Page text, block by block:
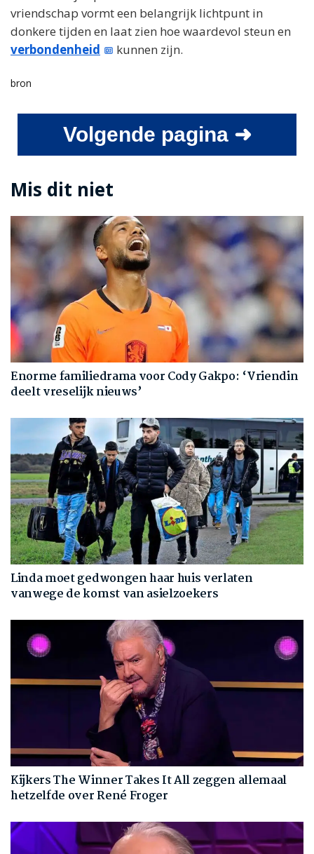
vriendschap vormt een belangrijk lichtpunt in
donkere tijden en laat zien hoe waardevol steun en
verbondenheid
kunnen zijn.
bron
Volgende pagina ➜
Mis dit niet
Enorme familiedrama voor Cody Gakpo: ‘Vriendin
deelt vreselijk nieuws’
Linda moet gedwongen haar huis verlaten
vanwege de komst van asielzoekers
Kijkers The Winner Takes It All zeggen allemaal
hetzelfde over René Froger